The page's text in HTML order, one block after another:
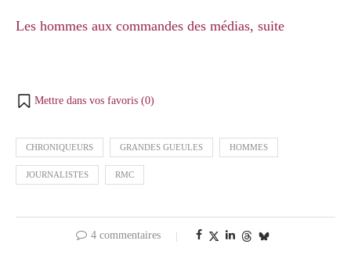
Les hommes aux commandes des médias, suite
Mettre dans vos favoris (0)
CHRONIQUEURS GRANDES GUEULES HOMMES
JOURNALISTES RMC
4 commentaires